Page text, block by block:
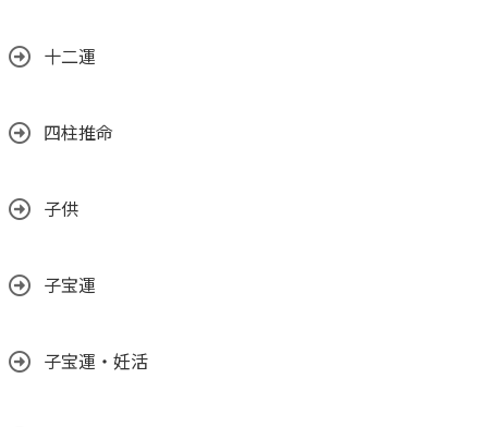
十二運
四柱推命
子供
子宝運
子宝運・妊活